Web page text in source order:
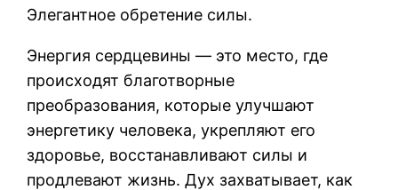
Элегантное обретение силы.
Энергия сердцевины — это место, где
происходят благотворные
преобразования, которые улучшают
энергетику человека, укрепляют его
здоровье, восстанавливают силы и
продлевают жизнь. Дух захватывает, как